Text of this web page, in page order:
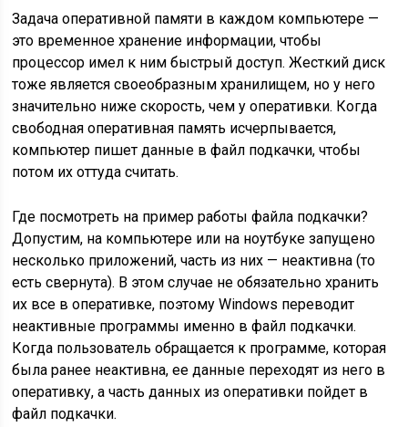
Задача оперативной памяти в каждом компьютере —
это временное хранение информации, чтобы
процессор имел к ним быстрый доступ. Жесткий диск
тоже является своеобразным хранилищем, но у него
значительно ниже скорость, чем у оперативки. Когда
свободная оперативная память исчерпывается,
компьютер пишет данные в файл подкачки, чтобы
потом их оттуда считать.
Где посмотреть на пример работы файла подкачки?
Допустим, на компьютере или на ноутбуке запущено
несколько приложений, часть из них — неактивна (то
есть свернута). В этом случае не обязательно хранить
их все в оперативке, поэтому Windows переводит
неактивные программы именно в файл подкачки.
Когда пользователь обращается к программе, которая
была ранее неактивна, ее данные переходят из него в
оперативку, а часть данных из оперативки пойдет в
файл подкачки.